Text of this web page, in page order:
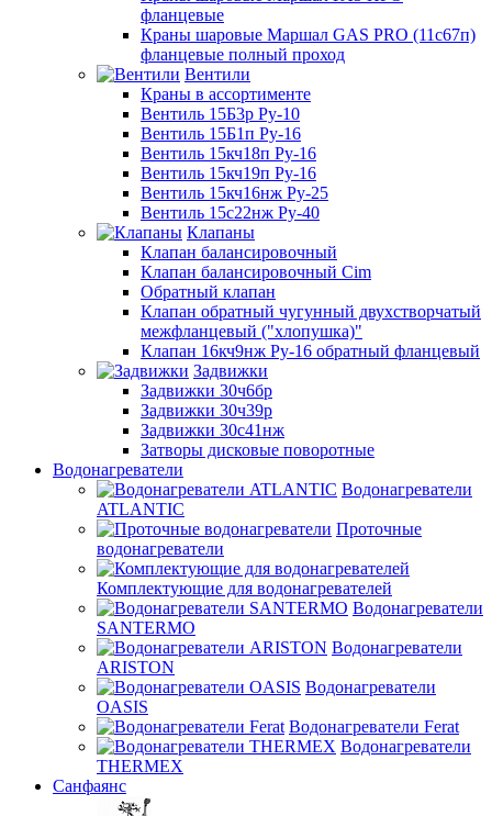
фланцевые
Краны шаровые Маршал GAS PRO (11с67п)
фланцевые полный проход
Вентили
Краны в ассортименте
Вентиль 15Б3р Ру-10
Вентиль 15Б1п Ру-16
Вентиль 15кч18п Ру-16
Вентиль 15кч19п Ру-16
Вентиль 15кч16нж Ру-25
Вентиль 15с22нж Ру-40
Клапаны
Клапан балансировочный
Клапан балансировочный Cim
Обратный клапан
Клапан обратный чугунный двухстворчатый
межфланцевый ("хлопушка)"
Клапан 16кч9нж Ру-16 обратный фланцевый
Задвижки
Задвижки 30ч6бр
Задвижки 30ч39р
Задвижки 30с41нж
Затворы дисковые поворотные
Водонагреватели
Водонагреватели
ATLANTIC
Проточные
водонагреватели
Комплектующие для водонагревателей
Водонагреватели
SANTERMO
Водонагреватели
ARISTON
Водонагреватели
OASIS
Водонагреватели Ferat
Водонагреватели
THERMEX
Санфаянс